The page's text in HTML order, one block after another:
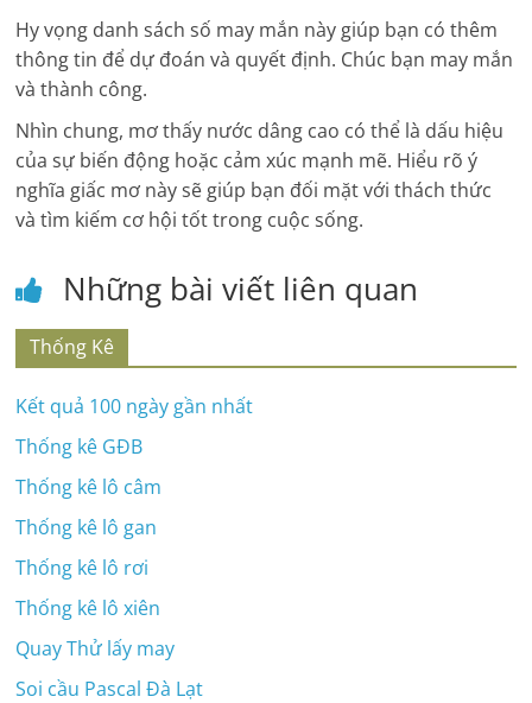
Hy vọng danh sách số may mắn này giúp bạn có thêm
thông tin để dự đoán và quyết định. Chúc bạn may mắn
và thành công.
Nhìn chung, mơ thấy nước dâng cao có thể là dấu hiệu
của sự biến động hoặc cảm xúc mạnh mẽ. Hiểu rõ ý
nghĩa giấc mơ này sẽ giúp bạn đối mặt với thách thức
và tìm kiếm cơ hội tốt trong cuộc sống.
Những bài viết liên quan
Thống Kê
Kết quả 100 ngày gần nhất
Thống kê GĐB
Thống kê lô câm
Thống kê lô gan
Thống kê lô rơi
Thống kê lô xiên
Quay Thử lấy may
Soi cầu Pascal Đà Lạt